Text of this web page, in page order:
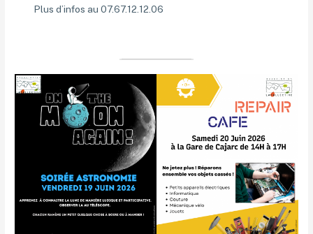
Plus d’infos au 07.67.12.12.06